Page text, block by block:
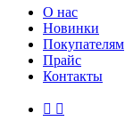
О нас
Новинки
Покупателям
Прайс
Контакты
 